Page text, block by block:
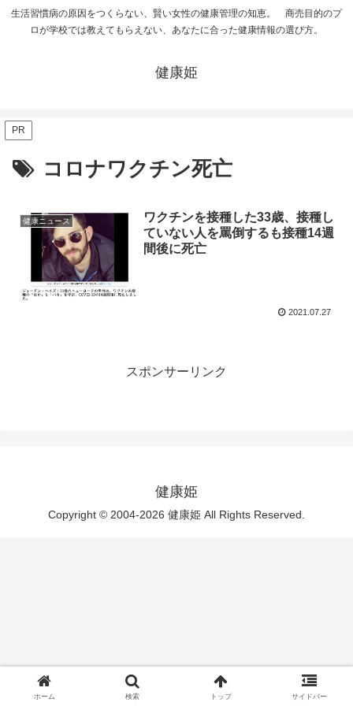
生活習慣病の原因をつくらない、賢い女性の健康管理の知恵。 商売目的のプ
ロが学校では教えてもらえない、あなたに合った健康情報の選び方。
健康姫
PR
コロナワクチン死亡
健康ニュース
ワクチンを接種した33歳、接種し
ていない人を罵倒するも接種14週
間後に死亡
2021.07.27
スポンサーリンク
健康姫
Copyright © 2004-2026 健康姫 All Rights Reserved.
ホーム 検索 トップ サイドバー